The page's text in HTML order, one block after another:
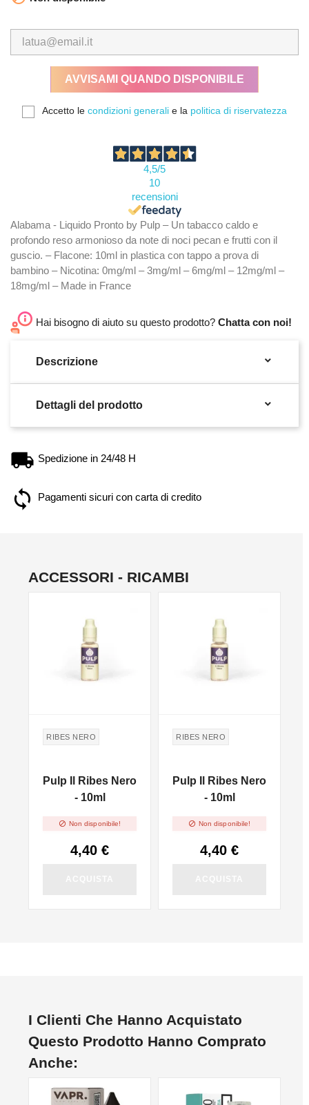
AVVISAMI QUANDO DISPONIBILE
Accetto le condizioni generali e la politica di riservatezza
4,5/5
10
recensioni
Alabama - Liquido Pronto by Pulp – Un tabacco caldo e
profondo reso armonioso da note di noci pecan e frutti con il
guscio. – Flacone: 10ml in plastica con tappo a prova di
bambino – Nicotina: 0mg/ml – 3mg/ml – 6mg/ml – 12mg/ml –
18mg/ml – Made in France
Hai bisogno di aiuto su questo prodotto? Chatta con noi!
Descrizione 
Dettagli del prodotto 
Spedizione in 24/48 H
Pagamenti sicuri con carta di credito
ACCESSORI - RICAMBI
RIBES NERO
Pulp Il Ribes Nero
- 10ml
 Non disponibile!
4,40 €
RIBES NERO
Pulp Il Ribes Nero
- 10ml
 Non disponibile!
4,40 €
I Clienti Che Hanno Acquistato
Questo Prodotto Hanno Comprato
Anche:
NON DISPONIBILE